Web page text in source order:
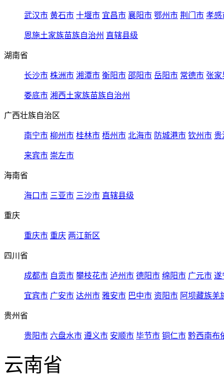
武汉市 黄石市 十堰市 宜昌市 襄阳市 鄂州市 荆门市 孝感
恩施土家族苗族自治州 直辖县级
湖南省
长沙市 株洲市 湘潭市 衡阳市 邵阳市 岳阳市 常德市 张家
娄底市 湘西土家族苗族自治州
广西壮族自治区
南宁市 柳州市 桂林市 梧州市 北海市 防城港市 钦州市 贵
来宾市 崇左市
海南省
海口市 三亚市 三沙市 直辖县级
重庆
重庆市 重庆 两江新区
四川省
成都市 自贡市 攀枝花市 泸州市 德阳市 绵阳市 广元市 遂
宜宾市 广安市 达州市 雅安市 巴中市 资阳市 阿坝藏族羌
贵州省
贵阳市 六盘水市 遵义市 安顺市 毕节市 铜仁市 黔西南布
云南省